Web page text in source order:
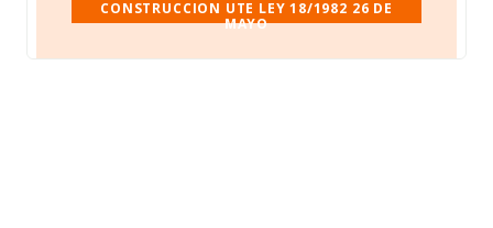
CONSTRUCCION UTE LEY 18/1982 26 DE
MAYO